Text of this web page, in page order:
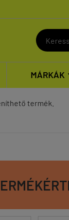
MÁRKÁK
termék.